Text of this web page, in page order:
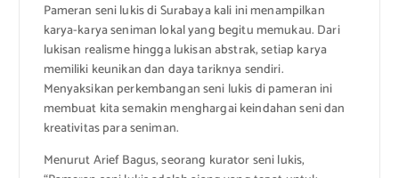
Pameran seni lukis di Surabaya kali ini menampilkan
karya-karya seniman lokal yang begitu memukau. Dari
lukisan realisme hingga lukisan abstrak, setiap karya
memiliki keunikan dan daya tariknya sendiri.
Menyaksikan perkembangan seni lukis di pameran ini
membuat kita semakin menghargai keindahan seni dan
kreativitas para seniman.
Menurut Arief Bagus, seorang kurator seni lukis,